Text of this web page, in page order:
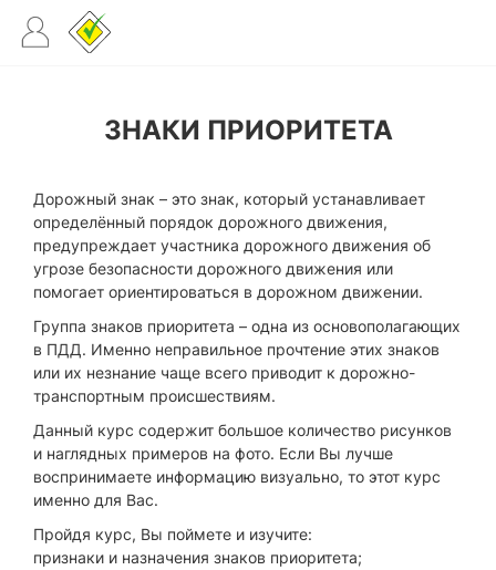
ЗНАКИ ПРИОРИТЕТА
Дорожный знак – это знак, который устанавливает
определённый порядок дорожного движения,
предупреждает участника дорожного движения об
угрозе безопасности дорожного движения или
помогает ориентироваться в дорожном движении.
Группа знаков приоритета – одна из основополагающих
в ПДД. Именно неправильное прочтение этих знаков
или их незнание чаще всего приводит к дорожно-
транспортным происшествиям.
Данный курс содержит большое количество рисунков
и наглядных примеров на фото. Если Вы лучше
воспринимаете информацию визуально, то этот курс
именно для Вас.
Пройдя курс, Вы поймете и изучите:
признаки и назначения знаков приоритета;